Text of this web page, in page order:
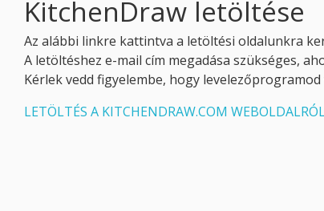
KitchenDraw letöltése
Az alábbi linkre kattintva a letöltési oldalunkra
A letöltéshez e-mail cím megadása szükséges,
Kérlek vedd figyelembe, hogy
LETÖLTÉS A KITCHENDRAW.COM